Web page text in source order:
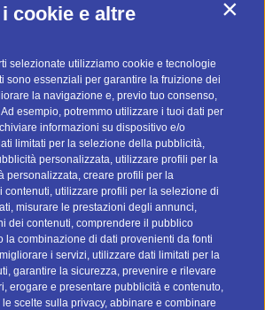
cookie e altre
selezionate utilizziamo cookie e tecnologie
sono essenziali per garantire la fruizione dei
la navigazione e, previo tuo consenso,
esempio, potremmo utilizzare i tuoi dati per
informazioni su dispositivo e/o
limitati per la selezione della pubblicità,
personalizzata, utilizzare profili per la
personalizzata, creare profili per la
contenuti, utilizzare profili per la selezione di
misurare le prestazioni degli annunci,
dei contenuti, comprendere il pubblico
la combinazione di dati provenienti da fonti
i servizi, utilizzare dati limitati per la
garantire la sicurezza, prevenire e rilevare
erogare e presentare pubblicità e contenuto,
scelte sulla privacy, abbinare e combinare
di noi! (Posizioni aperte)
Personalizzato
BTOMAIL Pro
Di Pagamento
I nostri social